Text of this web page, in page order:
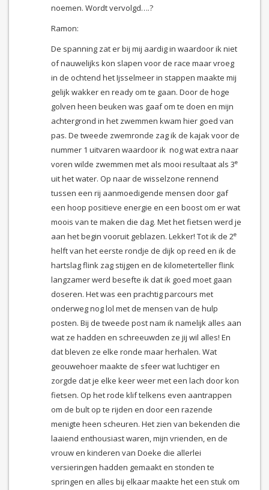
noemen. Wordt vervolgd….?
Ramon:
De spanning zat er bij mij aardig in waardoor ik niet
of nauwelijks kon slapen voor de race maar vroeg
in de ochtend het Ijsselmeer in stappen maakte mij
gelijk wakker en ready om te gaan. Door de hoge
golven heen beuken was gaaf om te doen en mijn
achtergrond in het zwemmen kwam hier goed van
pas. De tweede zwemronde zag ik de kajak voor de
nummer 1 uitvaren waardoor ik nog wat extra naar
voren wilde zwemmen met als mooi resultaat als 3e
uit het water. Op naar de wisselzone rennend
tussen een rij aanmoedigende mensen door gaf
een hoop positieve energie en een boost om er wat
moois van te maken die dag. Met het fietsen werd je
aan het begin vooruit geblazen. Lekker! Tot ik de 2e
helft van het eerste rondje de dijk op reed en ik de
hartslag flink zag stijgen en de kilometerteller flink
langzamer werd besefte ik dat ik goed moet gaan
doseren. Het was een prachtig parcours met
onderweg nog lol met de mensen van de hulp
posten. Bij de tweede post nam ik namelijk alles aan
wat ze hadden en schreeuwden ze jij wil alles! En
dat bleven ze elke ronde maar herhalen. Wat
geouwehoer maakte de sfeer wat luchtiger en
zorgde dat je elke keer weer met een lach door kon
fietsen. Op het rode klif telkens even aantrappen
om de bult op te rijden en door een razende
menigte heen scheuren. Het zien van bekenden die
laaiend enthousiast waren, mijn vrienden, en de
vrouw en kinderen van Doeke die allerlei
versieringen hadden gemaakt en stonden te
springen en alles bij elkaar maakte het een stuk om